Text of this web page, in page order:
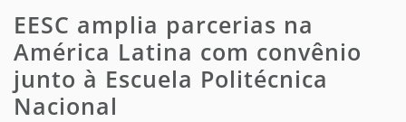
EESC amplia parcerias na
América Latina com convênio
junto à Escuela Politécnica
Nacional